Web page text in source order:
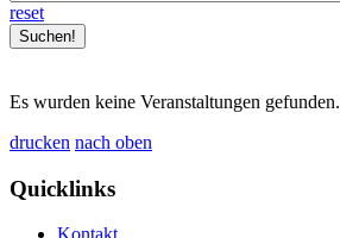
reset
Es wurden keine Veranstaltungen gefunden.
drucken nach oben
Quicklinks